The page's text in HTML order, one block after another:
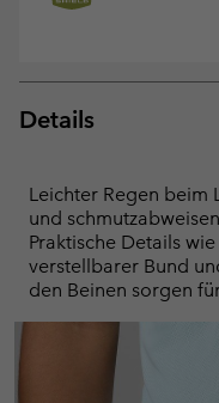
Details
Leichter Regen beim
und
Praktische Details
verstellbarer Bund
den Beinen sorgen